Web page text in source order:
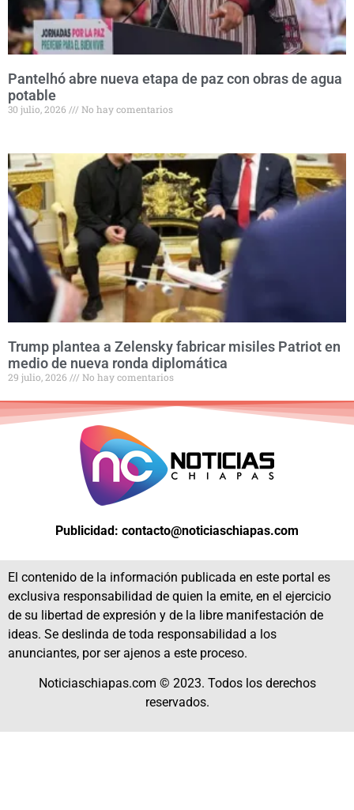
Pantelhó abre nueva etapa de paz con obras de agua
potable
30 julio, 2026 No hay comentarios
Trump plantea a Zelensky fabricar misiles Patriot en
medio de nueva ronda diplomática
29 julio, 2026 No hay comentarios
Publicidad: contacto@noticiaschiapas.com
El contenido de la información publicada en este portal es
exclusiva responsabilidad de quien la emite, en el ejercicio
de su libertad de expresión y de la libre manifestación de
ideas. Se deslinda de toda responsabilidad a los
anunciantes, por ser ajenos a este proceso.
Noticiaschiapas.com © 2023. Todos los derechos
reservados.